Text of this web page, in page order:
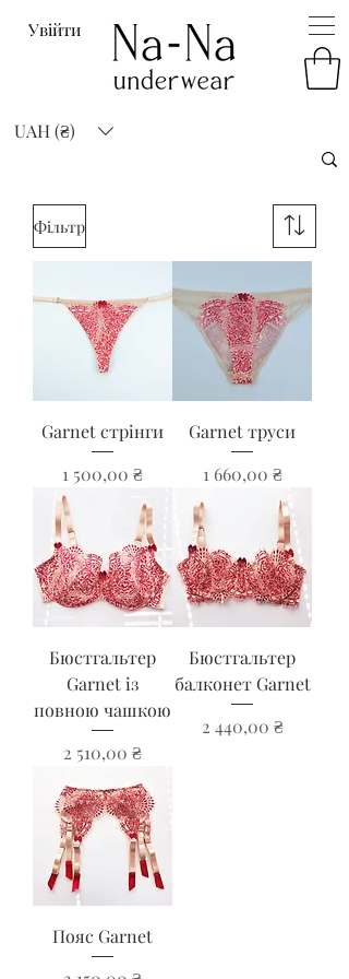
Увійти
UAH (₴)
Фільтр
Garnet стрінги
Ціна
1 500,00 ₴
Garnet труси
Ціна
1 660,00 ₴
Бюстгальтер
Garnet із
повною чашкою
Ціна
2 510,00 ₴
Бюстгальтер
балконет Garnet
Ціна
2 440,00 ₴
Пояс Garnet